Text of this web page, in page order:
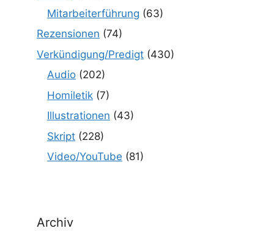
Mitarbeiterführung (63)
Rezensionen (74)
Verkündigung/Predigt (430)
Audio (202)
Homiletik (7)
Illustrationen (43)
Skript (228)
Video/YouTube (81)
Archiv